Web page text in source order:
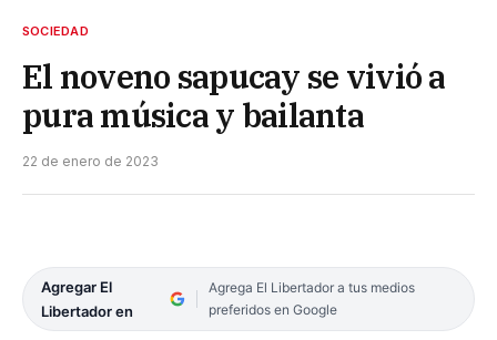
SOCIEDAD
El noveno sapucay se vivió a
pura música y bailanta
22 de enero de 2023
Agregar El
Libertador en
Agrega El Libertador a tus medios
preferidos en Google